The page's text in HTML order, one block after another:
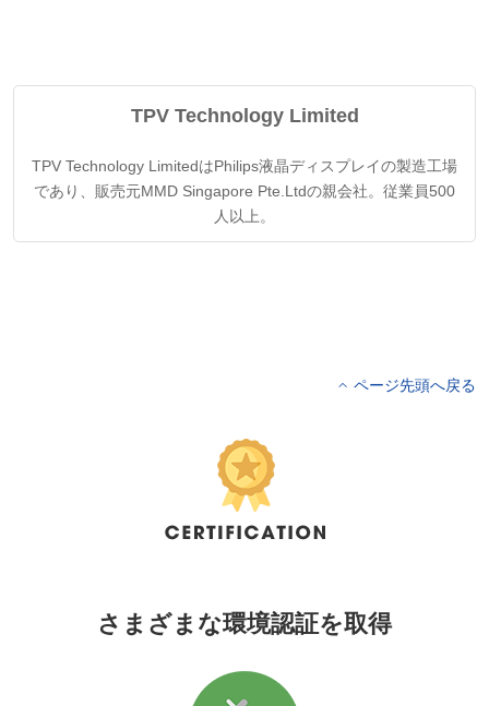
TPV Technology Limited
TPV Technology LimitedはPhilips液晶ディスプレイの製造工場
であり、販売元MMD Singapore Pte.Ltdの親会社。従業員500
人以上。
ページ先頭へ戻る
さまざまな環境認証を取得